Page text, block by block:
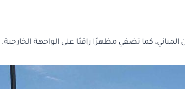
كما تضفي مظهرًا راقيًا على الواجهة الخارجية.